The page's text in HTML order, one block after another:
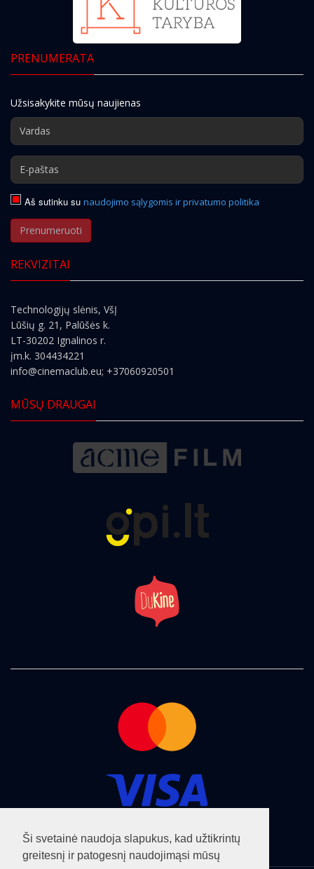
Ši svetainė naudoja slapukus, kad užtikrintų
greitesnį ir patogesnį naudojimąsi mūsų
PRENUMERATA
Užsisakykite mūsų naujienas
Aš sutinku su naudojimo sąlygomis ir privatumo politika
Prenumeruoti
REKVIZITAI
Technologijų slėnis, VšĮ
Lūšių g. 21, Palūšės k.
LT-30202 Ignalinos r.
įm.k. 304434221
info@cinemaclub.eu; +37060920501
MŪSŲ DRAUGAI